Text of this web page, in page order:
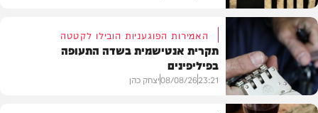
המשב"ק
האמירות הפוגעניות הובילו לקטטה
תקרית אנטישמית בשדה התעופה
בפיליפינים
23:21
08/08/26יצחק כהן